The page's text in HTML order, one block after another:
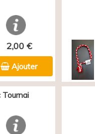
2,00 €
Ajouter
Tournai